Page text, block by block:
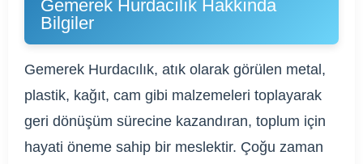
Gemerek Hurdacılık Hakkında
Bilgiler
Gemerek Hurdacılık, atık olarak görülen metal,
plastik, kağıt, cam gibi malzemeleri toplayarak
geri dönüşüm sürecine kazandıran, toplum için
hayati öneme sahip bir meslektir. Çoğu zaman